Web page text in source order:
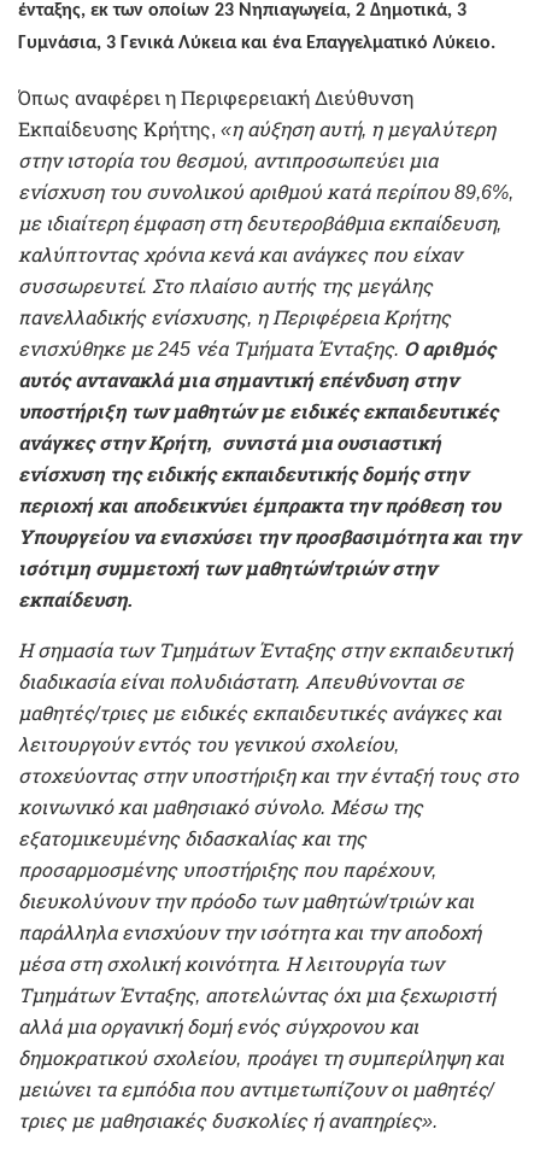
ένταξης, εκ των οποίων 23 Νηπιαγωγεία, 2 Δημοτικά, 3
Γυμνάσια, 3 Γενικά Λύκεια και ένα Επαγγελματικό Λύκειο.
Όπως αναφέρει η Περιφερειακή Διεύθυνση
Εκπαίδευσης Κρήτης, «η αύξηση αυτή, η μεγαλύτερη
στην ιστορία του θεσμού, αντιπροσωπεύει μια
ενίσχυση του συνολικού αριθμού κατά περίπου 89,6%,
με ιδιαίτερη έμφαση στη δευτεροβάθμια εκπαίδευση,
καλύπτοντας χρόνια κενά και ανάγκες που είχαν
συσσωρευτεί. Στο πλαίσιο αυτής της μεγάλης
πανελλαδικής ενίσχυσης, η Περιφέρεια Κρήτης
ενισχύθηκε με 245 νέα Τμήματα Ένταξης. Ο αριθμός
αυτός αντανακλά μια σημαντική επένδυση στην
υποστήριξη των μαθητών με ειδικές εκπαιδευτικές
ανάγκες στην Κρήτη, συνιστά μια ουσιαστική
ενίσχυση της ειδικής εκπαιδευτικής δομής στην
περιοχή και αποδεικνύει έμπρακτα την πρόθεση του
Υπουργείου να ενισχύσει την προσβασιμότητα και την
ισότιμη συμμετοχή των μαθητών/τριών στην
εκπαίδευση.
Η σημασία των Τμημάτων Ένταξης στην εκπαιδευτική
διαδικασία είναι πολυδιάστατη. Απευθύνονται σε
μαθητές/τριες με ειδικές εκπαιδευτικές ανάγκες και
λειτουργούν εντός του γενικού σχολείου,
στοχεύοντας στην υποστήριξη και την ένταξή τους στο
κοινωνικό και μαθησιακό σύνολο. Μέσω της
εξατομικευμένης διδασκαλίας και της
προσαρμοσμένης υποστήριξης που παρέχουν,
διευκολύνουν την πρόοδο των μαθητών/τριών και
παράλληλα ενισχύουν την ισότητα και την αποδοχή
μέσα στη σχολική κοινότητα. Η λειτουργία των
Τμημάτων Ένταξης, αποτελώντας όχι μια ξεχωριστή
αλλά μια οργανική δομή ενός σύγχρονου και
δημοκρατικού σχολείου, προάγει τη συμπερίληψη και
μειώνει τα εμπόδια που αντιμετωπίζουν οι μαθητές/
τριες με μαθησιακές δυσκολίες ή αναπηρίες».